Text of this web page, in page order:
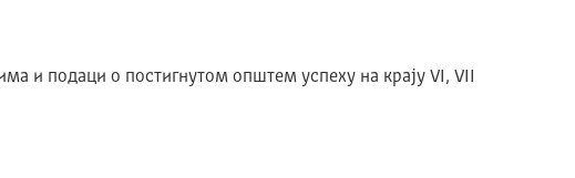
и подаци о постигнутом општем успеху на крају VI, VII